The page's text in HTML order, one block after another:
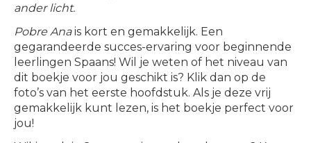
ander licht.
Pobre Anais kort en gemakkelijk. Een
gegarandeerde succes-ervaring voor beginnende
leerlingen Spaans! Wil je weten of het niveau van
dit boekje voor jou geschikt is? Klik dan op de
foto’s van het eerste hoofdstuk. Als je deze vrij
gemakkelijk kunt lezen, is het boekje perfect voor
jou!